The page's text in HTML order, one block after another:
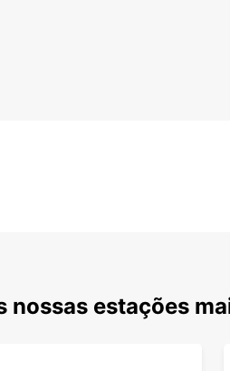
nossas estações